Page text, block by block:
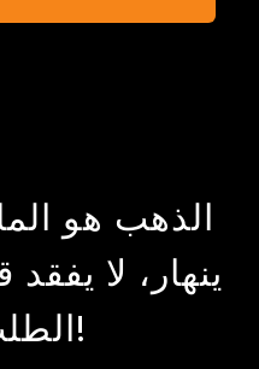
الذهب هو
ينهار، لا يفقد
الطلب عليه!